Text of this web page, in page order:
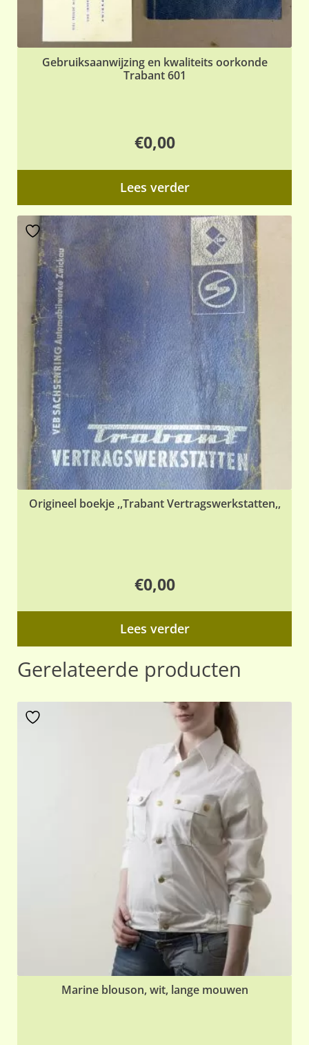
Gebruiksaanwijzing en kwaliteits oorkonde
Trabant 601
€0,00
Lees verder
Origineel boekje ,,Trabant Vertragswerkstatten,,
€0,00
Lees verder
Gerelateerde producten
Marine blouson, wit, lange mouwen